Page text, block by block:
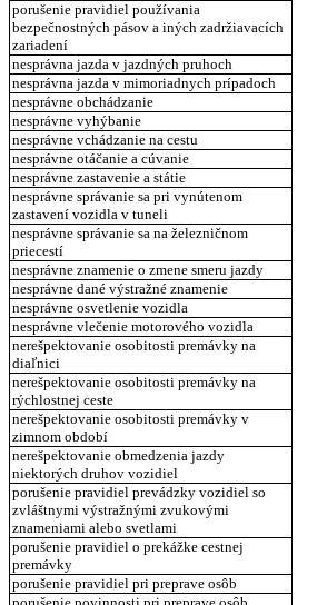
porušenie pravidiel používania
bezpečnostných pásov a iných zadržiavacích
zariadení
nesprávna jazda v jazdných pruhoch
nesprávna jazda v mimoriadnych prípadoch
nesprávne obchádzanie
nesprávne vyhýbanie
nesprávne vchádzanie na cestu
nesprávne otáčanie a cúvanie
nesprávne zastavenie a státie
nesprávne správanie sa pri vynútenom
zastavení vozidla v tuneli
nesprávne správanie sa na železničnom
priecestí
nesprávne znamenie o zmene smeru jazdy
nesprávne dané výstražné znamenie
nesprávne osvetlenie vozidla
nesprávne vlečenie motorového vozidla
nerešpektovanie osobitosti premávky na
diaľnici
nerešpektovanie osobitosti premávky na
rýchlostnej ceste
nerešpektovanie osobitosti premávky v
zimnom období
nerešpektovanie obmedzenia jazdy
niektorých druhov vozidiel
porušenie pravidiel prevádzky vozidiel so
zvláštnymi výstražnými zvukovými
znameniami alebo svetlami
porušenie pravidiel o prekážke cestnej
premávky
porušenie pravidiel pri preprave osôb